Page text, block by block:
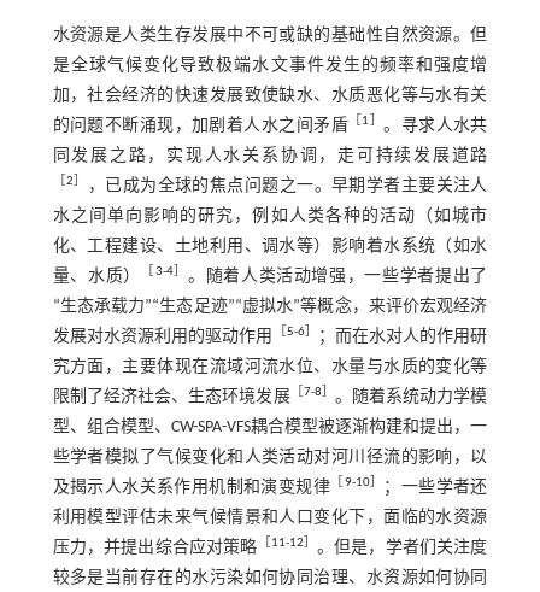
水资源是人类生存发展中不可或缺的基础性自然资源。但
是全球气候变化导致极端水文事件发生的频率和强度增
加，社会经济的快速发展致使缺水、水质恶化等与水有关
的问题不断涌现，加剧着人水之间矛盾［ 1
。寻求人水共
同发展之路，实现人水关系协调，走可持续发展道路
［2
，已成为全球的焦点问题之一。早期学者主要关注人
水之间单向影响的研究，例如人类各种的活动（如城市
化、工程建设、土地利用、调水等）影响着水系统（如水
量、水质）
3-4］ 。随着人类活动增强，一些学者提出了
“生态承载力”“生态足迹”“虚拟水”等概念，来评价宏观经济
发展对水资源利用的驱动作用
5-6］
；而在水对人的作用研
究方面，主要体现在流域河流水位、水量与水质的变化等
限制了经济社会、生态环境发展
7-8
。随着系统动力学模
型、组合模型、CW-SPA-VFS耦合模型被逐渐构建和提出，一
些学者模拟了气候变化和人类活动对河川径流的影响，以
及揭示人水关系作用机制和演变规律
9-10］
；一些学者还
利用模型评估未来气候情景和人口变化下，面临的水资源
压力，并提出综合应对策略
11-12
。但是，学者们关注度
较多是当前存在的水污染如何协同治理、水资源如何协同